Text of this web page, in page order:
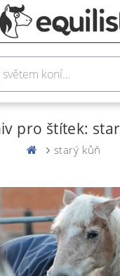
pro štítek:
starý kůň